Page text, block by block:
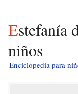
Estefanía de Lannoy para
niños
Enciclopedia para